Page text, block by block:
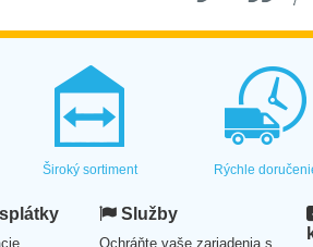
Široký sortiment Rýchle
Služby
Ochráňte vaše zariadenia s